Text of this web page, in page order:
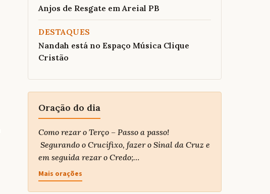
Anjos de Resgate em Areial PB
DESTAQUES
Nandah está no Espaço Música Clique
Cristão
Oração do dia
Como rezar o Terço – Passo a passo!
Segurando o Crucifixo, fazer o Sinal da Cruz e
em seguida rezar o Credo;…
Mais orações